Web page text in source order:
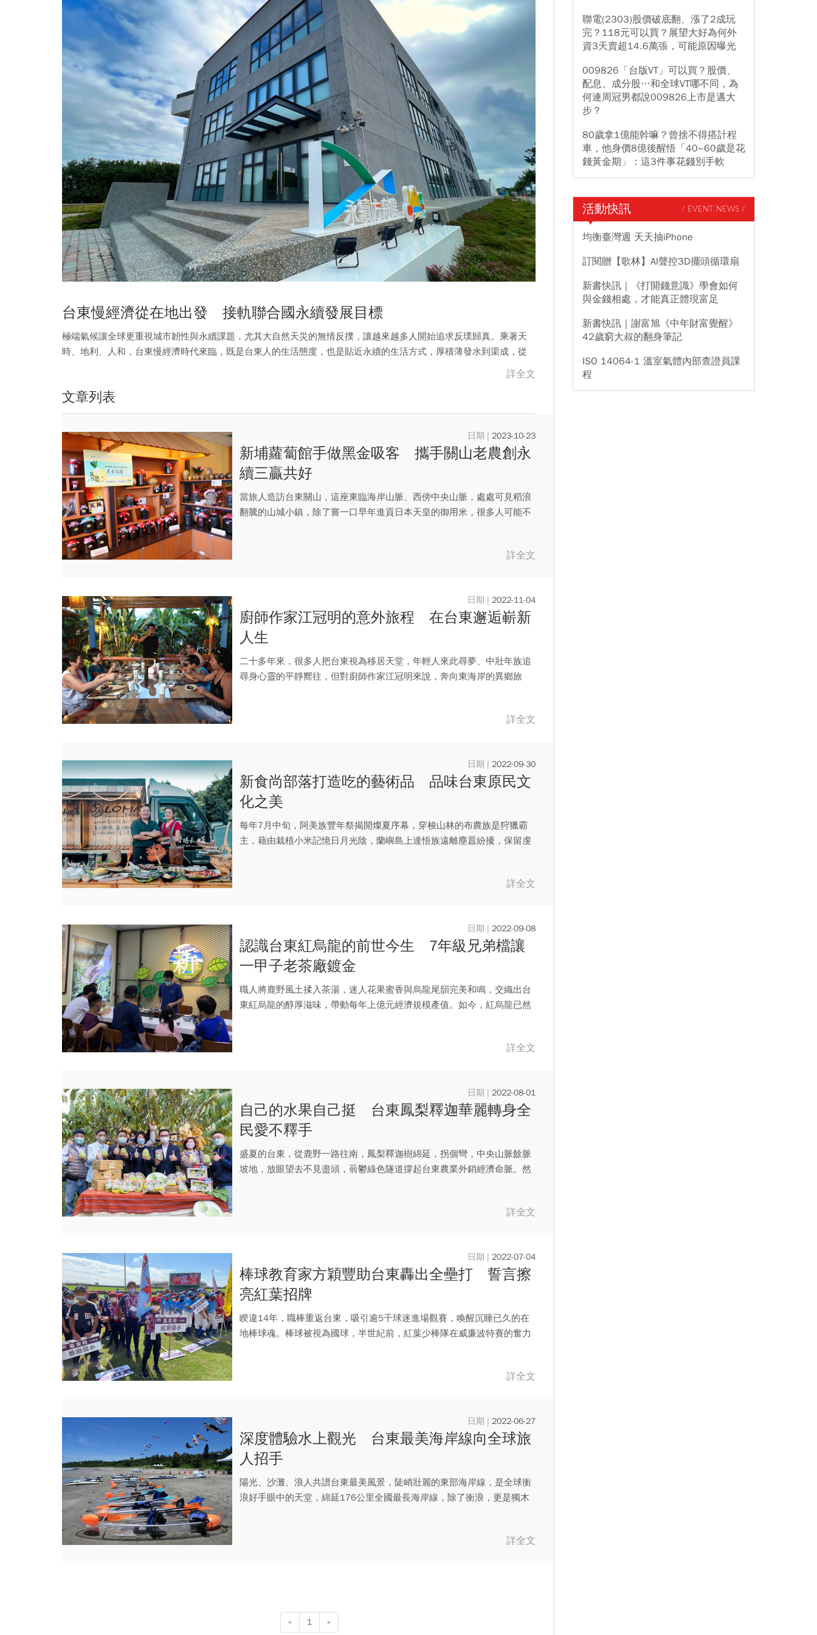
台東慢經濟從在地出發 接軌聯合國永續發展目標
極端氣候讓全球更重視城市韌性與永續課題，尤其大自然天災的無情反撲，讓越來越多人開始追求反璞歸真。乘著天
時、地利、人和，台東慢經濟時代來臨，既是台東人的生活態度，也是貼近永續的生活方式，厚積薄發水到渠成，從
在地出發的台東慢經濟，接軌聯合國永續發展目標，凸顯土地價值並兼顧實際經濟產值，台東，與國際同步打造永續
詳全文
文章列表
2023-10-23
新埔蘿蔔館手做黑金吸客 攜手關山老農創永
續三贏共好
當旅人造訪台東關山，這座東臨海岸山脈、西傍中央山脈，處處可見稻浪
翻騰的山城小鎮，除了嘗一口早年進貢日本天皇的御用米，很多人可能不
詳全文
2022-11-04
廚師作家江冠明的意外旅程 在台東邂逅嶄新
人生
二十多年來，很多人把台東視為移居天堂，年輕人來此尋夢、中壯年族追
尋身心靈的平靜嚮往，但對廚師作家江冠明來說，奔向東海岸的異鄉旅
詳全文
2022-09-30
新食尚部落打造吃的藝術品 品味台東原民文
化之美
每年7月中旬，阿美族豐年祭揭開燦夏序幕，穿梭山林的布農族是狩獵霸
主，藉由栽植小米記憶日月光陰，蘭嶼島上達悟族遠離塵囂紛擾，保留虔
詳全文
2022-09-08
認識台東紅烏龍的前世今生 7年級兄弟檔讓
一甲子老茶廠鍍金
職人將鹿野風土揉入茶湯，迷人花果蜜香與烏龍尾韻完美和鳴，交織出台
東紅烏龍的醇厚滋味，帶動每年上億元經濟規模產值。如今，紅烏龍已然
詳全文
2022-08-01
自己的水果自己挺 台東鳳梨釋迦華麗轉身全
民愛不釋手
盛夏的台東，從鹿野一路往南，鳳梨釋迦樹綿延，拐個彎，中央山脈餘脈
坡地，放眼望去不見盡頭，蓊鬱綠色隧道撐起台東農業外銷經濟命脈。然
詳全文
2022-07-04
棒球教育家方穎豐助台東轟出全壘打 誓言擦
亮紅葉招牌
睽違14年，職棒重返台東，吸引逾5千球迷進場觀賽，喚醒沉睡已久的在
地棒球魂。棒球被視為國球，半世紀前，紅葉少棒隊在威廉波特賽的奮力
詳全文
2022-06-27
深度體驗水上觀光 台東最美海岸線向全球旅
人招手
陽光、沙灘、浪人共譜台東最美風景，陡峭壯麗的東部海岸線，是全球衝
浪好手眼中的天堂，綿延176公里全國最長海岸線，除了衝浪，更是獨木
詳全文
« 1 »
聯電(2303)股價破底翻、漲了2成玩
完？118元可以買？展望大好為何外
資3天賣超14.6萬張，可能原因曝光
009826「台版VT」可以買？股價、
配息、成分股…和全球VT哪不同，為
何連周冠男都說009826上市是邁大
步？
80歲拿1億能幹嘛？曾捨不得搭計程
車，他身價8億後醒悟「40~60歲是花
錢黃金期」：這3件事花錢別手軟
活動快訊 / EVENT NEWS /
均衡臺灣週 天天抽iPhone
訂閱贈【歌林】AI聲控3D擺頭循環扇
新書快訊｜《打開錢意識》學會如何
與金錢相處，才能真正體現富足
新書快訊｜謝富旭《中年財富覺醒》
42歲窮大叔的翻身筆記
ISO 14064-1 溫室氣體內部查證員課
程